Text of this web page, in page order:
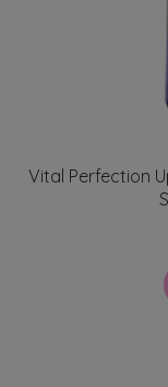
Vital Perfection